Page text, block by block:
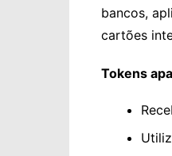
bancos,
cartões
Tokens